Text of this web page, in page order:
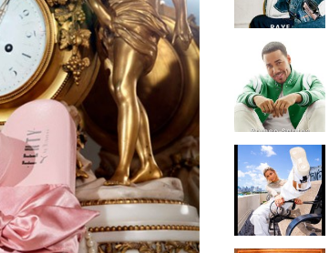
NICKI NICOLE, pisando
fuerte
Hablamos con Justin
Quiles de 'La…